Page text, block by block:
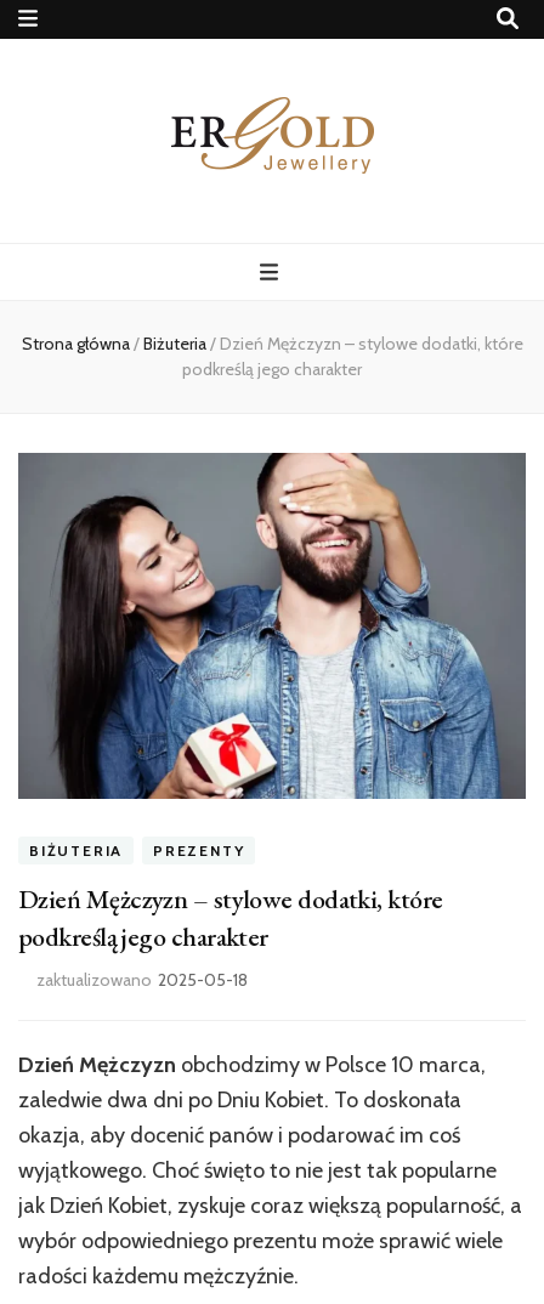
Strona główna/Biżuteria/ Dzień Mężczyzn – stylowe dodatki, które
podkreślą jego charakter
BIŻUTERIA PREZENTY
Dzień Mężczyzn – stylowe dodatki, które
podkreślą jego charakter
zaktualizowano 2025-05-18
Dzień Mężczyzn obchodzimy w Polsce 10 marca,
zaledwie dwa dni po Dniu Kobiet. To doskonała
okazja, aby docenić panów i podarować im coś
wyjątkowego. Choć święto to nie jest tak popularne
jak Dzień Kobiet, zyskuje coraz większą popularność, a
wybór odpowiedniego prezentu może sprawić wiele
radości każdemu mężczyźnie.